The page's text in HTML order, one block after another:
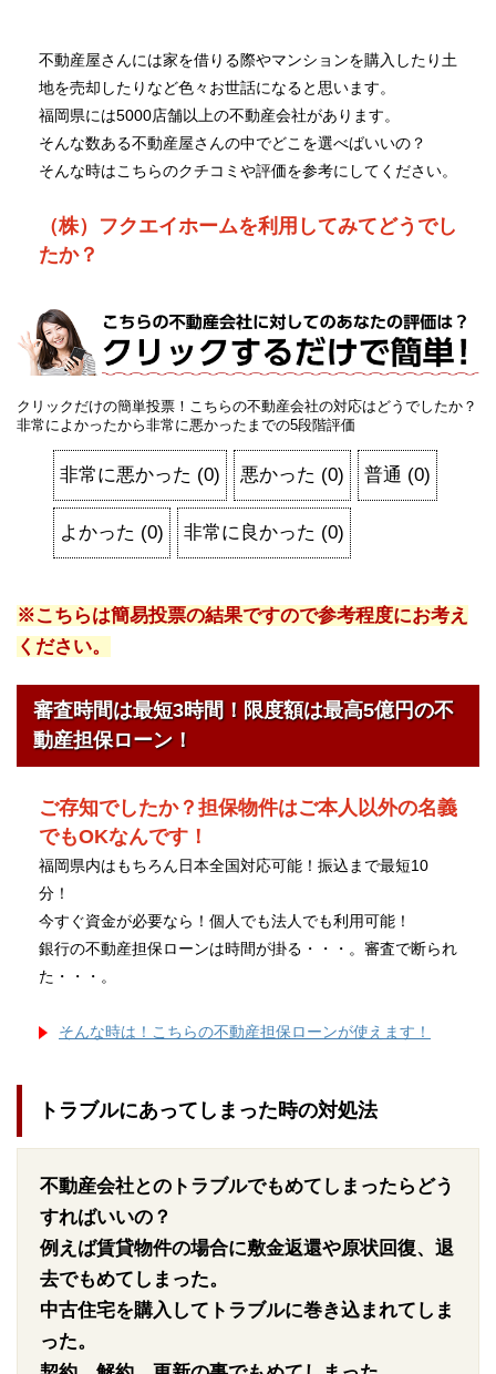
不動産屋さんには家を借りる際やマンションを購入したり土
地を売却したりなど色々お世話になると思います。
福岡県には5000店舗以上の不動産会社があります。
そんな数ある不動産屋さんの中でどこを選べばいいの？
そんな時はこちらのクチコミや評価を参考にしてください。
（株）フクエイホームを利用してみてどうでし
たか？
クリックだけの簡単投票！こちらの不動産会社の対応はどうでしたか？
非常によかったから非常に悪かったまでの5段階評価
非常に悪かった (0) 悪かった (0) 普通 (0)
よかった (0) 非常に良かった (0)
※こちらは簡易投票の結果ですので参考程度にお考え
ください。
審査時間は最短3時間！限度額は最高5億円の不
動産担保ローン！
ご存知でしたか？担保物件はご本人以外の名義
でもOKなんです！
福岡県内はもちろん日本全国対応可能！振込まで最短10
分！
今すぐ資金が必要なら！個人でも法人でも利用可能！
銀行の不動産担保ローンは時間が掛る・・・。審査で断られ
た・・・。
そんな時は！こちらの不動産担保ローンが使えます！
トラブルにあってしまった時の対処法
不動産会社とのトラブルでもめてしまったらどう
すればいいの？
例えば賃貸物件の場合に敷金返還や原状回復、退
去でもめてしまった。
中古住宅を購入してトラブルに巻き込まれてしま
った。